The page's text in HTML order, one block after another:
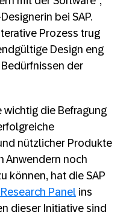
bei SAP.
Prozess trug
Design eng
der
wichtig die Befragung
nützlicher Produkte
Anwendern noch
können, hat die SAP
Panel ins
dieser Initiative sind